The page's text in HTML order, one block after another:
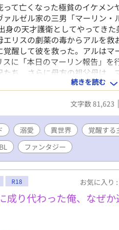
って亡くなった極貧のイケメ
ァルゼル家の三男「マーリン
身の天才護衛としてやってき
エリスの劇薬の毒からアルを
覚醒して彼を救った。アルは
スに「本日のマーリン報告」を
たち、さらに母方の祖父母は、
、過剰なまでの溺愛を注いでい
は、その重すぎるプレッシャ
図を学ぶ中、マーリンは母エ
ることに気づく。母が冷遇さ
クのあまり発作的に魔力を暴
ないまま魔力切れと疲労により
続きを読む
文字数 81,623
溺愛 異世界 覚醒する
BL ファンタジー
R18 お気に入り
成り代わった俺、なぜ